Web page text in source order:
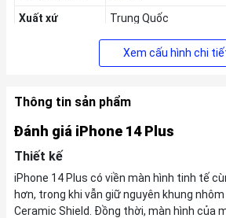
Xuất xứ
Trung Quốc
09/2022
Xem cấu hình chi
Thông tin sản phẩm
Đánh giá iPhone 14 Plus
Thiết kế
iPhone 14 Plus có viền màn hình tinh tế
hơn, trong khi vẫn giữ nguyên khung
Ceramic Shield. Đồng thời, màn hình của